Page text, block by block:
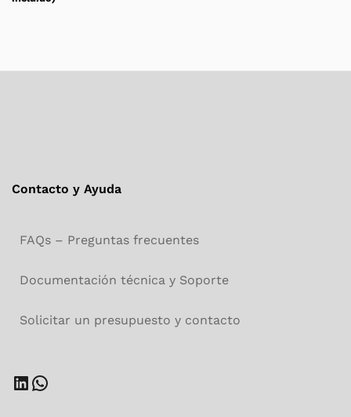
Contacto y Ayuda
FAQs – Preguntas frecuentes
Documentación técnica y Soporte
Solicitar un presupuesto y contacto
LinkedIn
WhatsApp